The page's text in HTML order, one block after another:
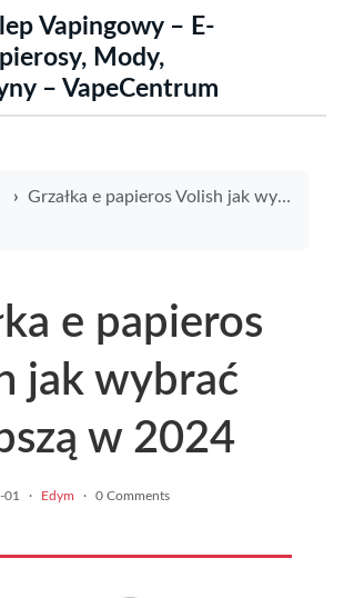
Vapingowy – E-
Mody,
– VapeCentrum
Grzałka e papieros Volish jak wybrać najlepszą w 2024
e papieros
jak wybrać
w 2024
01 · Edym · 0 Comments